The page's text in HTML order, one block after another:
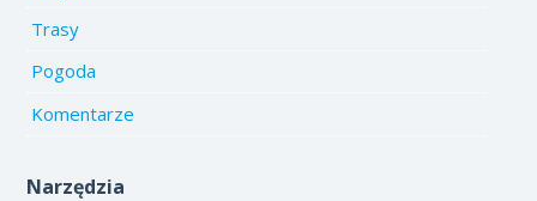
Trasy
Pogoda
Komentarze
Narzędzia